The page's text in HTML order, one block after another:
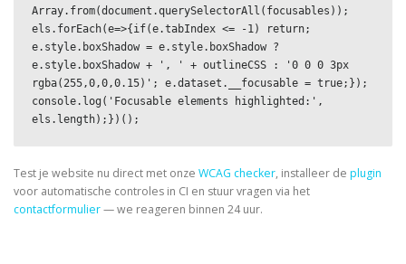
Array.from(document.querySelectorAll(focusables));
els.forEach(e=>{if(e.tabIndex <= -1) return;
e.style.boxShadow = e.style.boxShadow ?
e.style.boxShadow + ', ' + outlineCSS : '0 0 0 3px
rgba(255,0,0,0.15)'; e.dataset.__focusable = true;});
console.log('Focusable elements highlighted:',
els.length);})();
Test je website nu direct met onze WCAG checker, installeer de plugin
voor automatische controles in CI en stuur vragen via het
contactformulier— we reageren binnen 24 uur.